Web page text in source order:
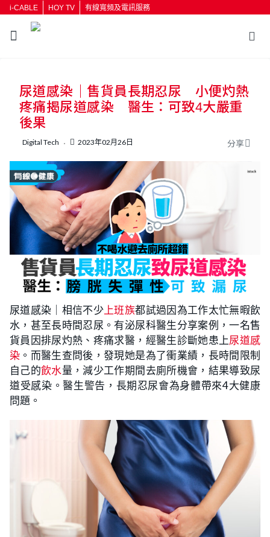
i-CABLE HOY TV 有線寬頻及電訊服務
按輸入鍵開始搜尋
尿道感染｜售貨員長期忍尿 小便灼熱
疼痛揭尿道感染 醫生：可致4大嚴重
後果
Digital Tech 2023年02月26日 分享
尿道感染｜相信不少 上班族都試過因為工作太忙無暇飲
水，甚至長時間忍尿。有泌尿科醫生分享案例，一名售
貨員因排尿灼熱、疼痛求醫，經醫生診斷她患上尿道感
染 。而醫生查問後，發現她是為了衝業績，長時間限制
自己的飲水量，減少工作期間去廁所機會，結果導致尿
道受感染。醫生警告，長期忍尿會為身體帶來4大健康
問題。